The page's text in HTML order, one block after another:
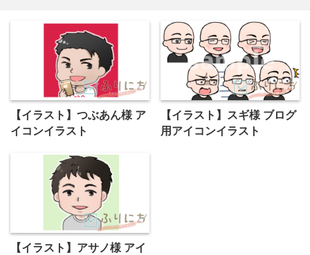
【イラスト】つぶあん様 ア
イコンイラスト
【イラスト】スギ様 ブログ
用アイコンイラスト
【イラスト】アサノ様 アイ